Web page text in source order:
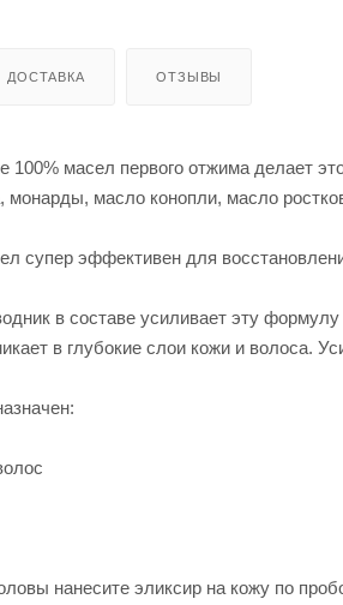
ДОСТАВКА ОТЗЫВЫ
100% масел первого отжима делает
монарды, масло конопли, масло
супер эффективен для
в составе усиливает эту
в глубокие слои кожи и волоса.
нанесите эликсир на кожу по